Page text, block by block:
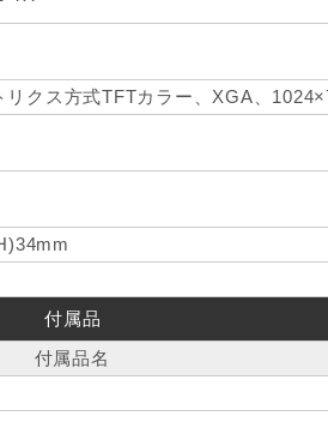
クス方式TFTカラー、XGA、
付属品
付属品名